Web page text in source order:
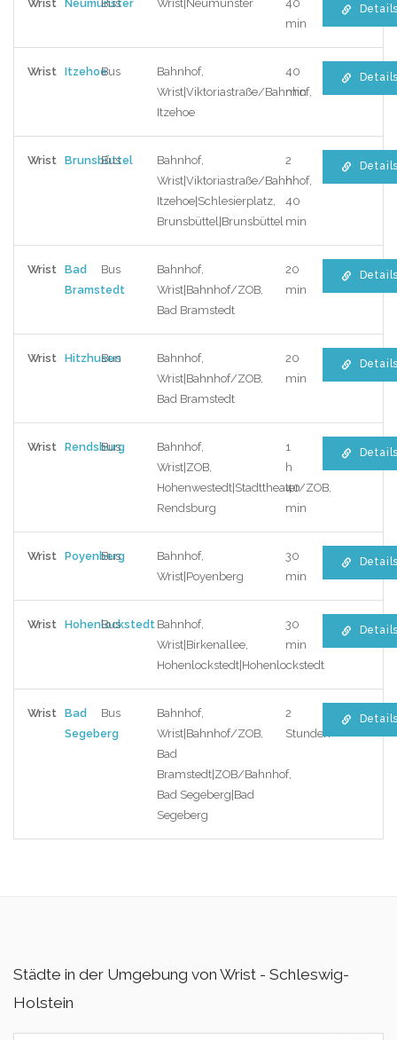
Wrist Neumünster
Bus Wrist|Neumünster
40
min
Wrist ItzehoeBus
Bahnhof,
Wrist|Viktoriastraße/Bahnhof,
Itzehoe
40
min
Wrist Brunsbüttel
Bus
Bahnhof,
Wrist|Viktoriastraße/Bahnhof,
Itzehoe|Schlesierplatz,
Brunsbüttel|Brunsbüttel
2
h
40
min
Wrist Bad
Bramstedt
Bus
Bahnhof,
Wrist|Bahnhof/ZOB,
Bad Bramstedt
20
min
Wrist Hitzhusen
Bus
Bahnhof,
Wrist|Bahnhof/ZOB,
Bad Bramstedt
20
min
Wrist Rendsburg
Bus
Bahnhof,
Wrist|ZOB,
Hohenwestedt|Stadttheater/ZOB,
Rendsburg
1
h
40
min
Wrist Poyenberg
Bus
Bahnhof,
Wrist|Poyenberg
30
min
Wrist Hohenlockstedt
Bus
Bahnhof,
Wrist|Birkenallee,
Hohenlockstedt|Hohenlockstedt
30
min
Wrist Bad
Segeberg
Bus
Bahnhof,
Wrist|Bahnhof/ZOB,
Bad
Bramstedt|ZOB/Bahnhof,
Bad Segeberg|Bad
Segeberg
2
Stunden
Städte in der Umgebung von Wrist - Schleswig-
Holstein